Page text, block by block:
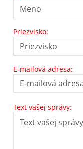
Priezvisko:
E-mailová adresa:
Text vašej správy: